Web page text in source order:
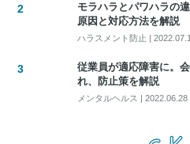
モラハラとパワハラの
原因と対応方法を解説
ハラスメント防止 |
従業員が適応障害に。
れ、防止策を解説
メンタルヘルス | 2022.06.28